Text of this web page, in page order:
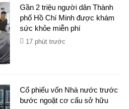
Gần 2 triệu người dân Thành
phố Hồ Chí Minh được khám
sức khỏe miễn phí
17 phút trước
Cổ phiếu vốn Nhà nước trước
bước ngoặt cơ cấu sở hữu